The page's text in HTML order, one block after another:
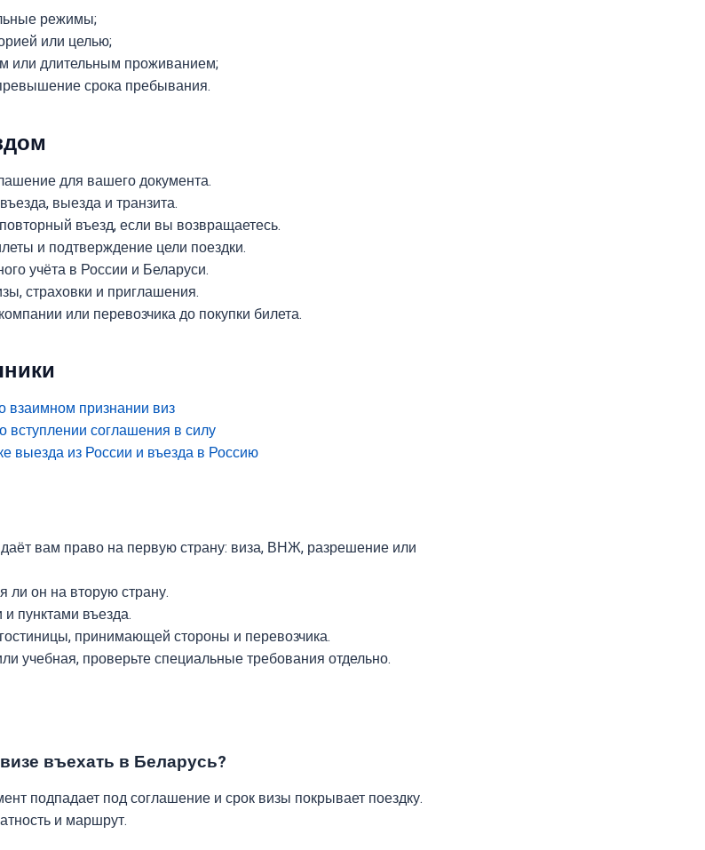
режимы;
или целью;
или длительным проживанием;
срока пребывания.
для вашего документа.
выезда и транзита.
въезд, если вы возвращаетесь.
и подтверждение цели поездки.
учёта в России и Беларуси.
страховки и приглашения.
или перевозчика до покупки билета.
взаимном признании виз
вступлении соглашения в силу
выезда из России и въезда в Россию
вам право на первую страну: виза, ВНЖ, разрешение или
ли он на вторую страну.
пунктами въезда.
принимающей стороны и перевозчика.
учебная, проверьте специальные требования отдельно.
въехать в Беларусь?
подпадает под соглашение и срок визы покрывает поездку.
и маршрут.